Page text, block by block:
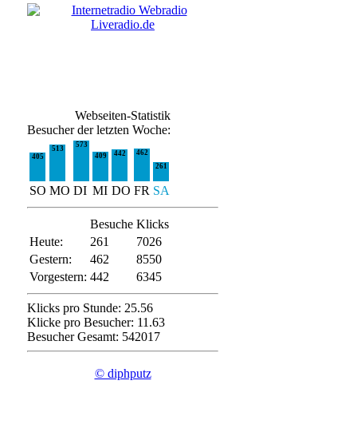
Webseiten-Statistik
Besucher der letzten Woche:
405
513
573
409
442
462
261
SO MO DI MI DO FR SA
Besuche Klicks
Heute:
261
7026
Gestern:
462
8550
Vorgestern: 442 6345
Klicks pro Stunde: 25.56
Klicke pro Besucher: 11.63
Besucher Gesamt: 542017
© diphputz